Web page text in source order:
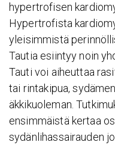
hypertrofisen
Hypertrofista
yleisimmistä
Tautia esiintyy noin
Tauti voi aiheuttaa
tai rintakipua,
äkkikuoleman.
ensimmäistä kertaa
sydänlihassairauden